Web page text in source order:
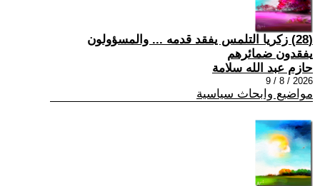
(28) زكريا التلمس يفقد قدمه ... والمسؤولون
يفقدون ضمائرهم
حازم عبد الله سلامة
2026 / 8 / 9
مواضيع وابحاث سياسية